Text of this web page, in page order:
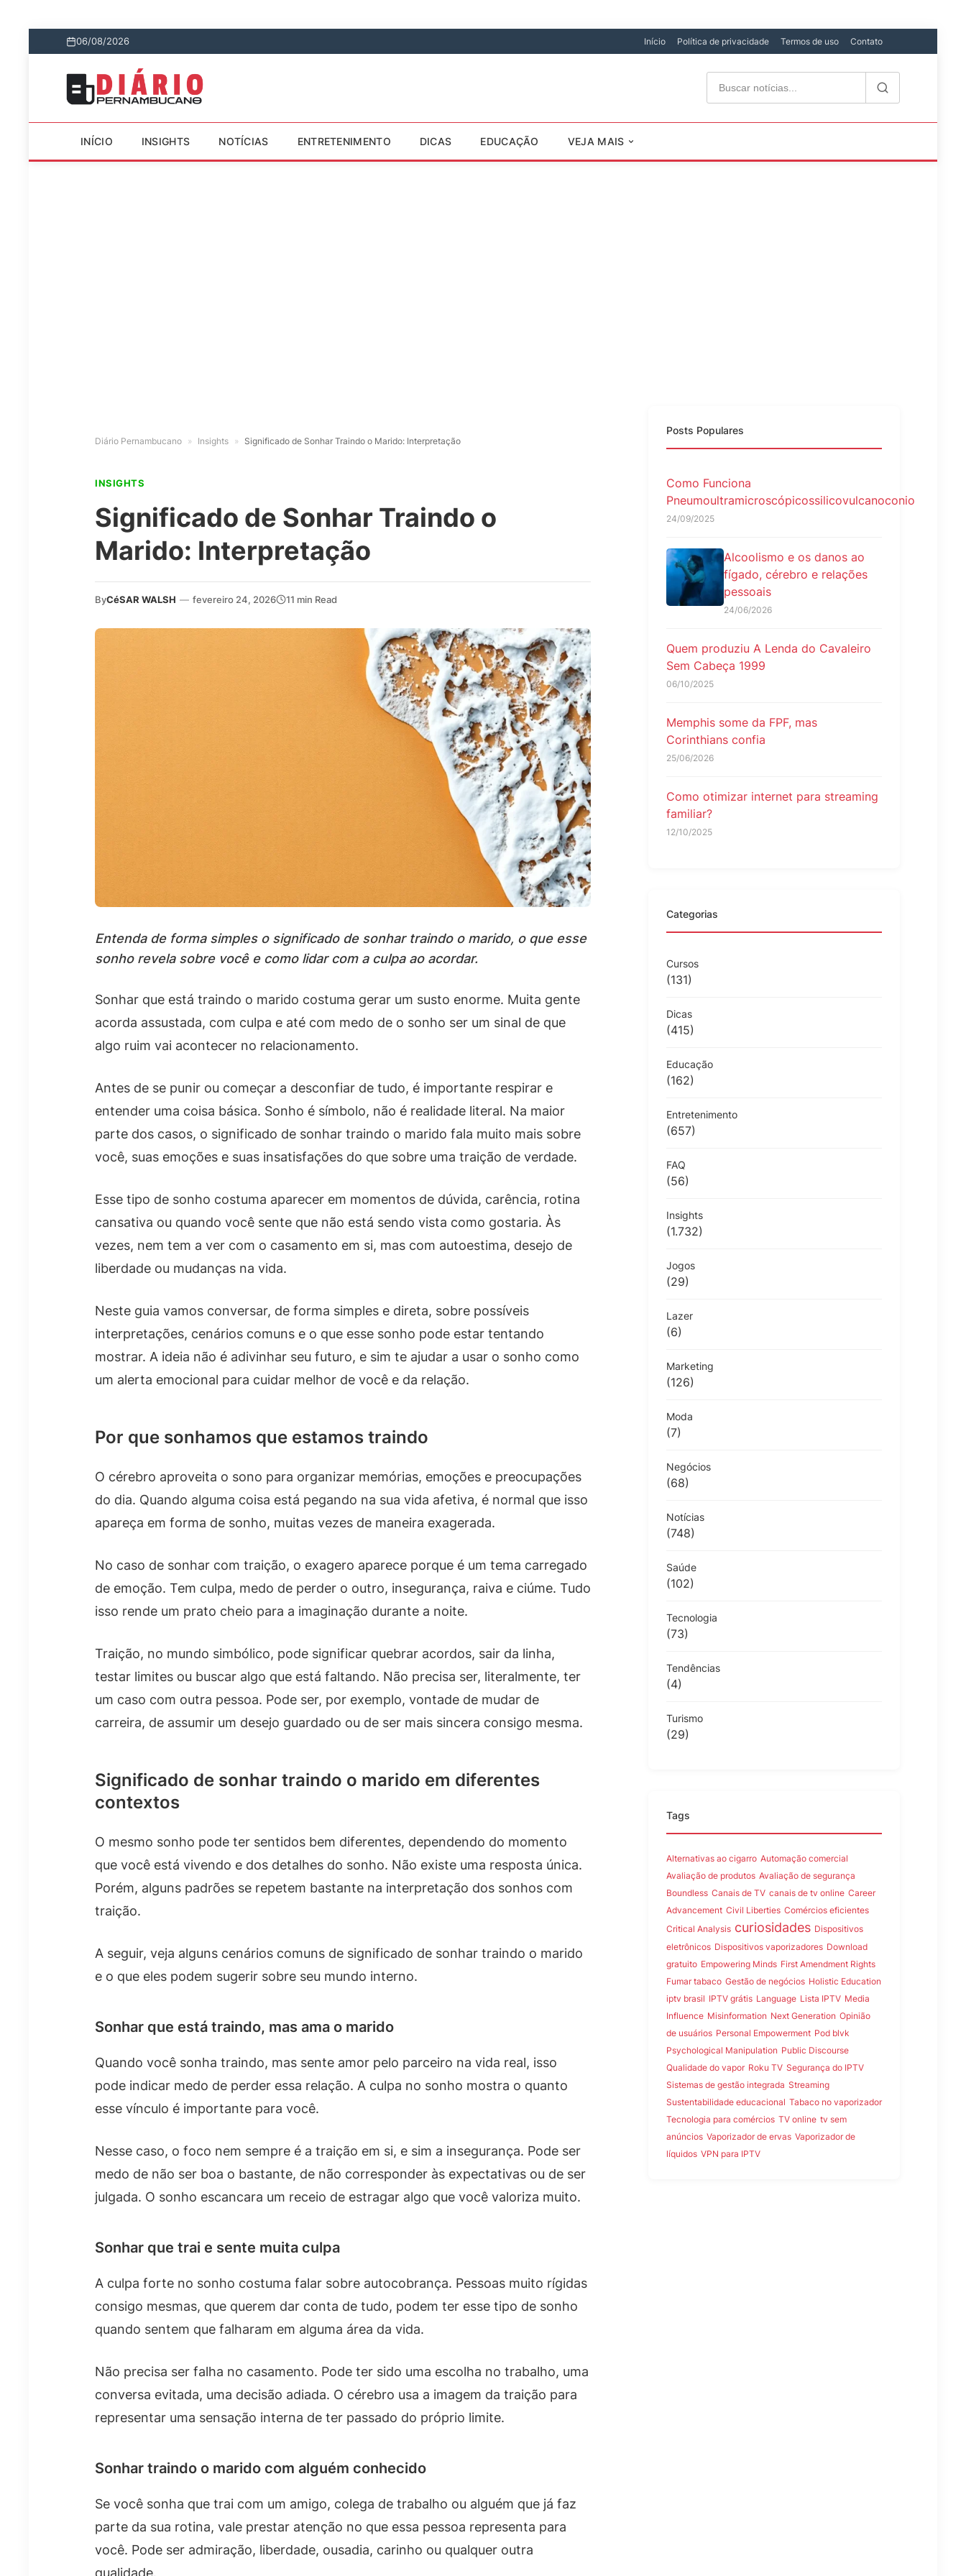
06/08/2026 Início Política de privacidade Termos de uso Contato
INÍCIO INSIGHTS NOTÍCIAS ENTRETENIMENTO DICAS EDUCAÇÃO VEJA MAIS
Diário Pernambucano » Insights » Significado de Sonhar Traindo o Marido: Interpretação
INSIGHTS
Significado de Sonhar Traindo o
Marido: Interpretação
ByCéSAR WALSH — fevereiro 24, 2026 11 min Read
Entenda de forma simples o significado de sonhar traindo o marido, o que esse
sonho revela sobre você e como lidar com a culpa ao acordar.
Sonhar que está traindo o marido costuma gerar um susto enorme. Muita gente
acorda assustada, com culpa e até com medo de o sonho ser um sinal de que
algo ruim vai acontecer no relacionamento.
Antes de se punir ou começar a desconfiar de tudo, é importante respirar e
entender uma coisa básica. Sonho é símbolo, não é realidade literal. Na maior
parte dos casos, o significado de sonhar traindo o marido fala muito mais sobre
você, suas emoções e suas insatisfações do que sobre uma traição de verdade.
Esse tipo de sonho costuma aparecer em momentos de dúvida, carência, rotina
cansativa ou quando você sente que não está sendo vista como gostaria. Às
vezes, nem tem a ver com o casamento em si, mas com autoestima, desejo de
liberdade ou mudanças na vida.
Neste guia vamos conversar, de forma simples e direta, sobre possíveis
interpretações, cenários comuns e o que esse sonho pode estar tentando
mostrar. A ideia não é adivinhar seu futuro, e sim te ajudar a usar o sonho como
um alerta emocional para cuidar melhor de você e da relação.
Por que sonhamos que estamos traindo
O cérebro aproveita o sono para organizar memórias, emoções e preocupações
do dia. Quando alguma coisa está pegando na sua vida afetiva, é normal que isso
apareça em forma de sonho, muitas vezes de maneira exagerada.
No caso de sonhar com traição, o exagero aparece porque é um tema carregado
de emoção. Tem culpa, medo de perder o outro, insegurança, raiva e ciúme. Tudo
isso rende um prato cheio para a imaginação durante a noite.
Traição, no mundo simbólico, pode significar quebrar acordos, sair da linha,
testar limites ou buscar algo que está faltando. Não precisa ser, literalmente, ter
um caso com outra pessoa. Pode ser, por exemplo, vontade de mudar de
carreira, de assumir um desejo guardado ou de ser mais sincera consigo mesma.
Significado de sonhar traindo o marido em diferentes
contextos
O mesmo sonho pode ter sentidos bem diferentes, dependendo do momento
que você está vivendo e dos detalhes do sonho. Não existe uma resposta única.
Porém, alguns padrões se repetem bastante na interpretação dos sonhos com
traição.
A seguir, veja alguns cenários comuns de significado de sonhar traindo o marido
e o que eles podem sugerir sobre seu mundo interno.
Sonhar que está traindo, mas ama o marido
Quando você sonha traindo, mas sente amor pelo parceiro na vida real, isso
pode indicar medo de perder essa relação. A culpa no sonho mostra o quanto
esse vínculo é importante para você.
Nesse caso, o foco nem sempre é a traição em si, e sim a insegurança. Pode ser
medo de não ser boa o bastante, de não corresponder às expectativas ou de ser
julgada. O sonho escancara um receio de estragar algo que você valoriza muito.
Sonhar que trai e sente muita culpa
A culpa forte no sonho costuma falar sobre autocobrança. Pessoas muito rígidas
consigo mesmas, que querem dar conta de tudo, podem ter esse tipo de sonho
quando sentem que falharam em alguma área da vida.
Não precisa ser falha no casamento. Pode ter sido uma escolha no trabalho, uma
conversa evitada, uma decisão adiada. O cérebro usa a imagem da traição para
representar uma sensação interna de ter passado do próprio limite.
Sonhar traindo o marido com alguém conhecido
Se você sonha que trai com um amigo, colega de trabalho ou alguém que já faz
parte da sua rotina, vale prestar atenção no que essa pessoa representa para
você. Pode ser admiração, liberdade, ousadia, carinho ou qualquer outra
qualidade.
Posts Populares
Como Funciona
Pneumoultramicroscópicossilicovulcanoconio
24/09/2025
Alcoolismo e os danos ao
fígado, cérebro e relações
pessoais
24/06/2026
Quem produziu A Lenda do Cavaleiro
Sem Cabeça 1999
06/10/2025
Memphis some da FPF, mas
Corinthians confia
25/06/2026
Como otimizar internet para streaming
familiar?
12/10/2025
Categorias
Cursos
(131)
Dicas
(415)
Educação
(162)
Entretenimento
(657)
FAQ
(56)
Insights
(1.732)
Jogos
(29)
Lazer
(6)
Marketing
(126)
Moda
(7)
Negócios
(68)
Notícias
(748)
Saúde
(102)
Tecnologia
(73)
Tendências
(4)
Turismo
(29)
Tags
Alternativas ao cigarro Automação comercial
Avaliação de produtos Avaliação de segurança
Boundless Canais de TV canais de tv online Career
Advancement Civil Liberties Comércios eficientes
Critical Analysis curiosidades Dispositivos
eletrônicos Dispositivos vaporizadores Download
gratuito Empowering Minds First Amendment Rights
Fumar tabaco Gestão de negócios Holistic Education
iptv brasil IPTV grátis Language Lista IPTV Media
Influence Misinformation Next Generation Opinião
de usuários Personal Empowerment Pod blvk
Psychological Manipulation Public Discourse
Qualidade do vapor Roku TV Segurança do IPTV
Sistemas de gestão integrada Streaming
Sustentabilidade educacional Tabaco no vaporizador
Tecnologia para comércios TV online tv sem
anúncios Vaporizador de ervas Vaporizador de
líquidos VPN para IPTV